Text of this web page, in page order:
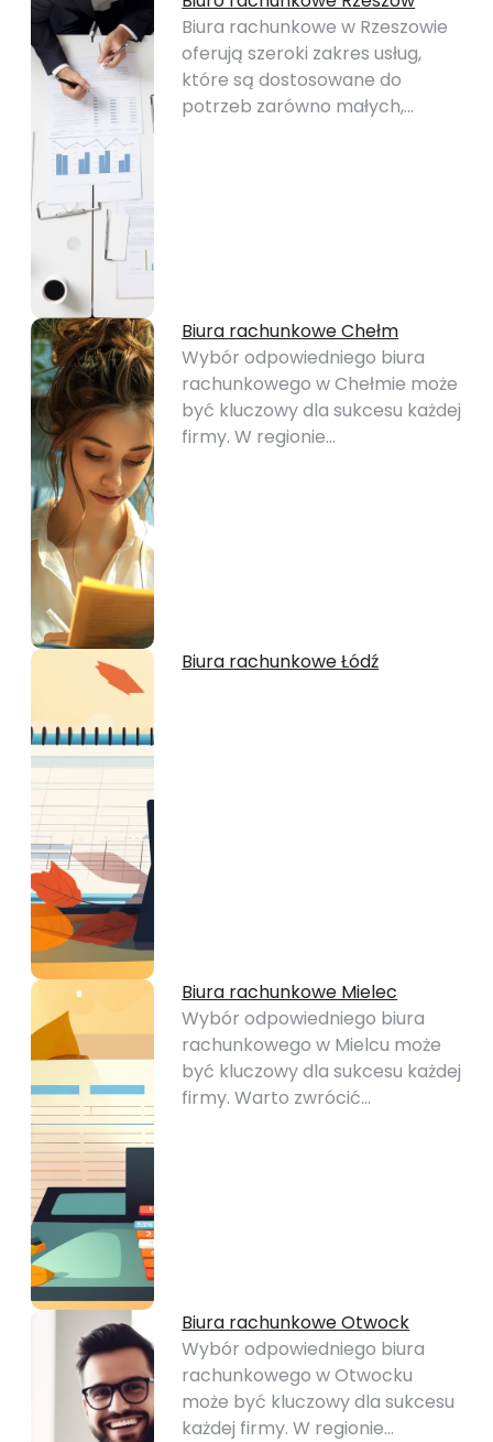
Biura rachunkowe w Rzeszowie
oferują szeroki zakres usług,
które są dostosowane do
potrzeb zarówno małych,…
Biura rachunkowe Chełm
Wybór odpowiedniego biura
rachunkowego w Chełmie może
być kluczowy dla sukcesu każdej
firmy. W regionie…
Biura rachunkowe Łódź
Biura rachunkowe Mielec
Wybór odpowiedniego biura
rachunkowego w Mielcu może
być kluczowy dla sukcesu każdej
firmy. Warto zwrócić…
Biura rachunkowe Otwock
Wybór odpowiedniego biura
rachunkowego w Otwocku
może być kluczowy dla sukcesu
każdej firmy. W regionie…